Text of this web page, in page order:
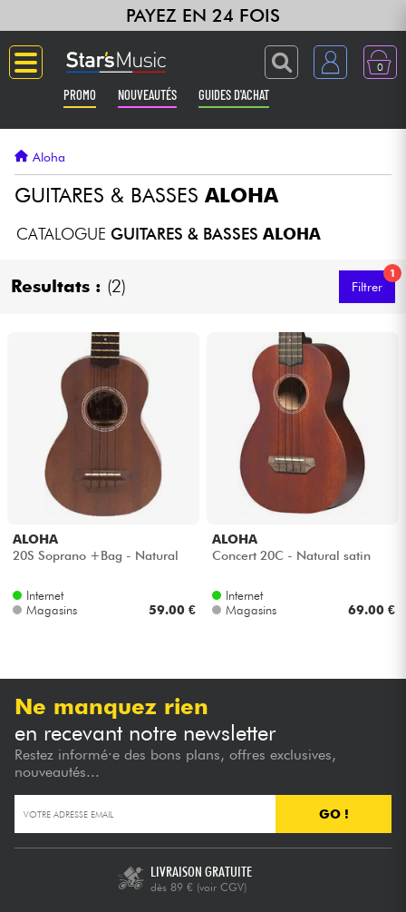
PAYEZ EN 24 FOIS
0
PROMO NOUVEAUTÉS GUIDES D'ACHAT
Guitares & Basses
Amplis & Effets
Claviers & Pianos
Synthés & Sampleurs
Casques
Micros & HF
Eclairage
Vents
Violons & Quatuor
Eveil Musical
Aloha
GUITARES & BASSES ALOHA
CATALOGUE GUITARES & BASSES ALOHA
Resultats : (2)
1
Filtrer
ALOHA
20S Soprano +Bag - Natural
Internet
Magasins
59.00 €
ALOHA
Concert 20C - Natural satin
Internet
Magasins
69.00 €
Ne manquez rien
en recevant notre newsletter
Restez informé·e des bons plans, offres exclusives,
nouveautés...
GO !
LIVRAISON GRATUITE
dès 89 € (voir CGV)